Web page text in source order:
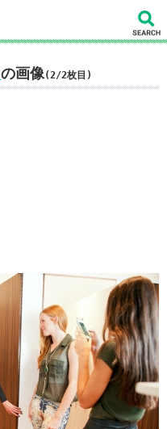
の画像(2/2枚目)